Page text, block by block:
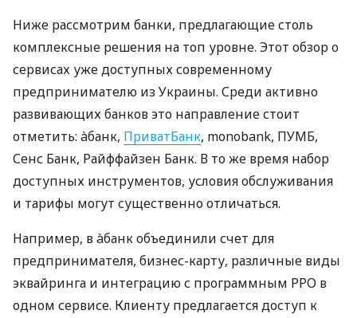
Ниже рассмотрим банки, предлагающие столь
комплексные решения на топ уровне. Этот обзор о
сервисах уже доступных современному
предпринимателю из Украины. Среди активно
развивающих банков это направление стоит
отметить: àбанк, ПриватБанк, monobank, ПУМБ,
Сенс Банк, Райффайзен Банк. В то же время набор
доступных инструментов, условия обслуживания
и тарифы могут существенно отличаться.
Например, в àбанк объединили счет для
предпринимателя, бизнес-карту, различные виды
эквайринга и интеграцию с программным РРО в
одном сервисе. Клиенту предлагается доступ к